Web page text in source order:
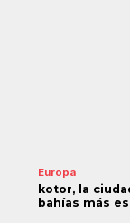
Europa
kotor, la
bahías más